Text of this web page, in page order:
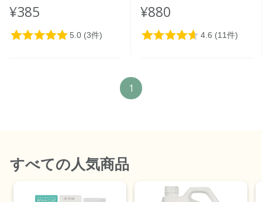
¥385
＞500mL
¥880
1
すべての人気商品